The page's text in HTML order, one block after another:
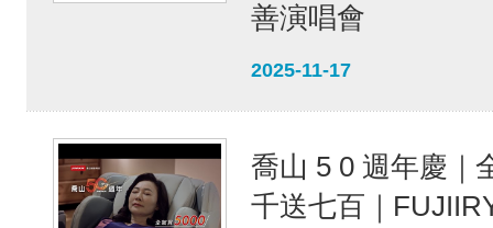
善演唱會
2025-11-17
喬山 5 0 週年慶｜
千送七百｜